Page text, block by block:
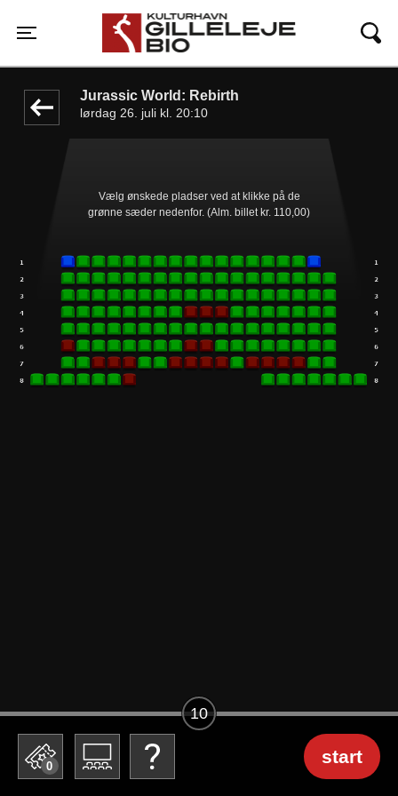
Toggle navigation
Gilleleje Bio
Jurassic World: Rebirth
lørdag 26. juli kl. 20:10
Vælg ønskede pladser ved at klikke på de
grønne sæder nedenfor. (Alm. billet kr. 110,00)
0 start
10
front05-temp 111917